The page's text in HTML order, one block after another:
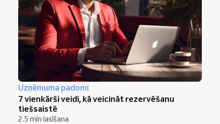
Uzņēmuma padomi
7 vienkārši veidi, kā veicināt rezervēšanu
tiešsaistē
2.5 min lasīšana